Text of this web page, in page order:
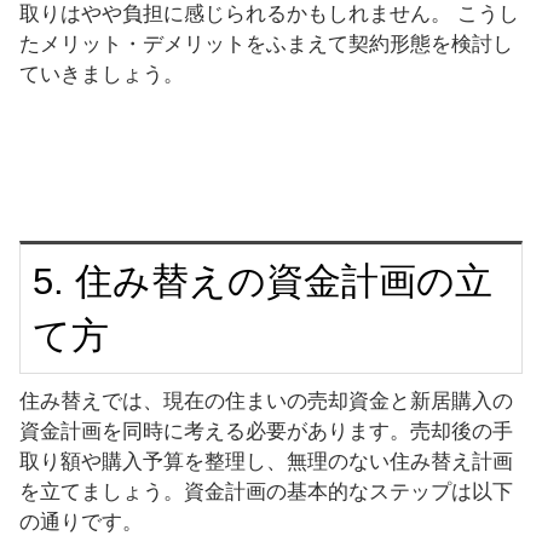
取りはやや負担に感じられるかもしれません。 こうし
たメリット・デメリットをふまえて契約形態を検討し
ていきましょう。
5. 住み替えの資金計画の立
て方
住み替えでは、現在の住まいの売却資金と新居購入の
資金計画を同時に考える必要があります。売却後の手
取り額や購入予算を整理し、無理のない住み替え計画
を立てましょう。資金計画の基本的なステップは以下
の通りです。